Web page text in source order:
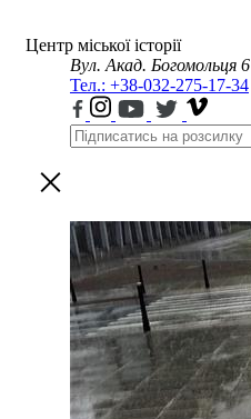
Центр міської історії
Вул. Акад. Богомольця 6
Тел.: +38-032-275-17-34